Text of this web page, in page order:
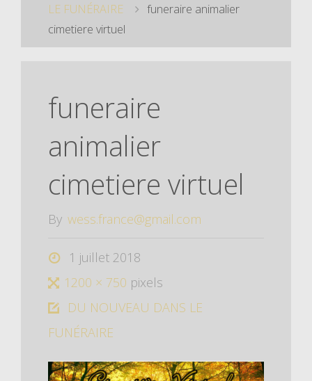
LE FUNÉRAIRE
funeraire animalier
cimetiere virtuel
funeraire
animalier
cimetiere virtuel
By wess.france@gmail.com
1 juillet 2018
1200 × 750 pixels
DU NOUVEAU DANS LE
FUNÉRAIRE